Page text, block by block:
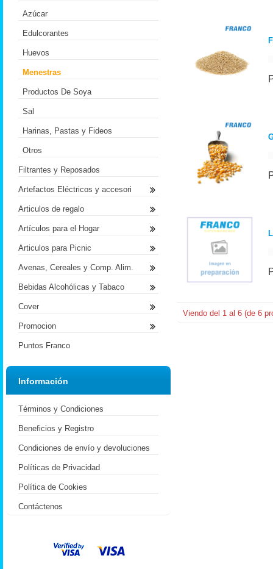
Viendo del 1 al 6 (de 6
Azúcar
Edulcorantes
Huevos
Menestras
Productos De Soya
Sal
Harinas, Pastas y Fideos
Otros
Filtrantes y Reposados
Artefactos Eléctricos y accesori
Articulos de regalo
Artículos para el Hogar
Articulos para Picnic
Avenas, Cereales y Comp. Alim.
Bebidas Alcohólicas y Tabaco
Cover
Promocion
Puntos Franco
Información
Términos y Condiciones
Beneficios y Registro
Condiciones de envío y devoluciones
Políticas de Privacidad
Política de Cookies
Contáctenos